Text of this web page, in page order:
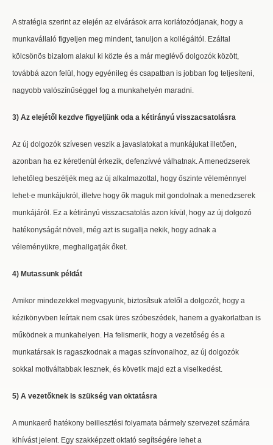
A stratégia szerint az elején az elvárások arra korlátozódjanak, hogy a
munkavállaló figyeljen meg mindent, tanuljon a kollégáitól. Ezáltal
kölcsönös bizalom alakul ki közte és a már meglévő dolgozók között,
továbbá azon felül, hogy egyénileg és csapatban is jobban fog teljesíteni,
nagyobb valószínűséggel fog a munkahelyén maradni.
3) Az elejétől kezdve figyeljünk oda a kétirányú visszacsatolásra
Az új dolgozók szívesen veszik a javaslatokat a munkájukat illetően,
azonban ha ez kéretlenül érkezik, defenzívvé válhatnak. A menedzserek
lehetőleg beszéljék meg az új alkalmazottal, hogy őszinte véleménnyel
lehet-e munkájukról, illetve hogy ők maguk mit gondolnak a menedzserek
munkájáról. Ez a kétirányú visszacsatolás azon kívül, hogy az új dolgozó
hatékonyságát növeli, még azt is sugallja nekik, hogy adnak a
véleményükre, meghallgatják őket.
4) Mutassunk példát
Amikor mindezekkel megvagyunk, biztosítsuk afelől a dolgozót, hogy a
kézikönyvben leírtak nem csak üres szóbeszédek, hanem a gyakorlatban is
működnek a munkahelyen. Ha felismerik, hogy a vezetőség és a
munkatársak is ragaszkodnak a magas színvonalhoz, az új dolgozók
sokkal motiváltabbak lesznek, és követik majd ezt a viselkedést.
5) A vezetőknek is szükség van oktatásra
A munkaerő hatékony beillesztési folyamata bármely szervezet számára
kihívást jelent. Egy szakképzett oktató segítségére lehet a